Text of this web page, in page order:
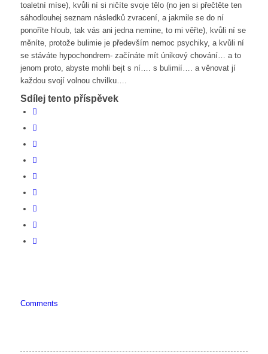
toaletní míse), kvůli ní si ničíte svoje tělo (no jen si přečtěte ten
sáhodlouhej seznam následků zvracení, a jakmile se do ní
ponoříte hloub, tak vás ani jedna nemine, to mi věřte), kvůli ní se
měníte, protože bulimie je především nemoc psychiky, a kvůli ní
se stáváte hypochondrem- začínáte mít únikový chování… a to
jenom proto, abyste mohli bejt s ní…. s bulimií…. a věnovat jí
každou svojí volnou chvilku….
Sdílej tento příspěvek
Comments